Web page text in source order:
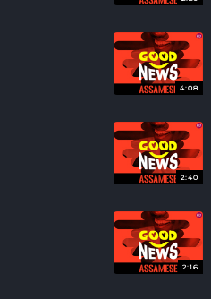
4:08
2:40
2:16